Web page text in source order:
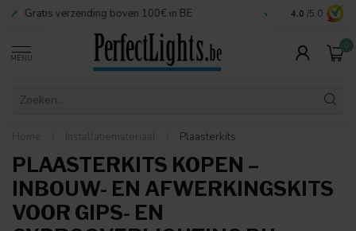
Veilige betaalmogelijkheden Contact:
4.0 /5.0
MENU
0
Home Installatiemateriaal Plaasterkits
PLAASTERKITS KOPEN –
INBOUW- EN AFWERKINGSKITS
VOOR GIPS- EN